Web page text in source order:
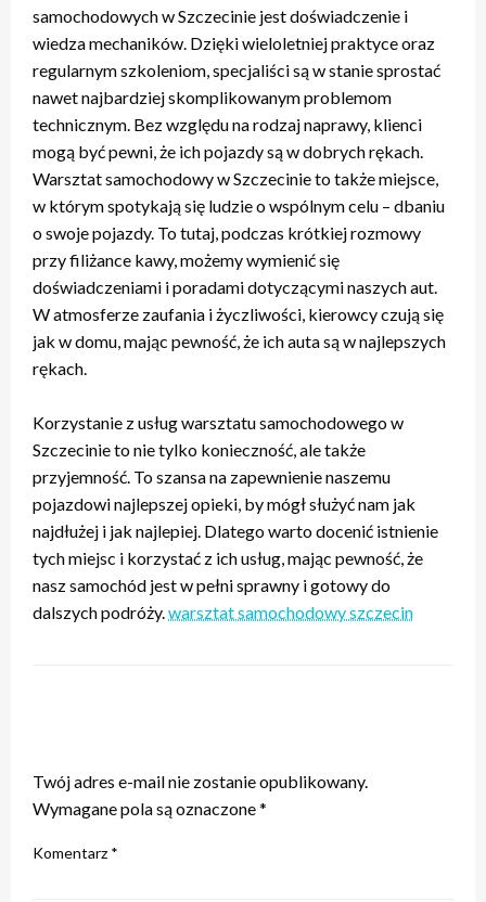
samochodowych w Szczecinie jest doświadczenie i
wiedza mechaników. Dzięki wieloletniej praktyce oraz
regularnym szkoleniom, specjaliści są w stanie sprostać
nawet najbardziej skomplikowanym problemom
technicznym. Bez względu na rodzaj naprawy, klienci
mogą być pewni, że ich pojazdy są w dobrych rękach.
Warsztat samochodowy w Szczecinie to także miejsce,
w którym spotykają się ludzie o wspólnym celu – dbaniu
o swoje pojazdy. To tutaj, podczas krótkiej rozmowy
przy filiżance kawy, możemy wymienić się
doświadczeniami i poradami dotyczącymi naszych aut.
W atmosferze zaufania i życzliwości, kierowcy czują się
jak w domu, mając pewność, że ich auta są w najlepszych
rękach.
Korzystanie z usług warsztatu samochodowego w
Szczecinie to nie tylko konieczność, ale także
przyjemność. To szansa na zapewnienie naszemu
pojazdowi najlepszej opieki, by mógł służyć nam jak
najdłużej i jak najlepiej. Dlatego warto docenić istnienie
tych miejsc i korzystać z ich usług, mając pewność, że
nasz samochód jest w pełni sprawny i gotowy do
dalszych podróży. warsztat samochodowy szczecin
Twój adres e-mail nie zostanie opublikowany.
Wymagane pola są oznaczone*
Komentarz *